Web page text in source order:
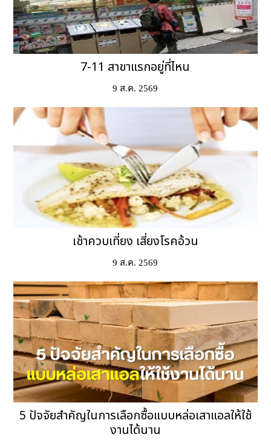
7-11 สาขาแรกอยู่ที่ไหน
9 ส.ค. 2569
เช้าควบเที่ยง เสี่ยงโรคอ้วน
9 ส.ค. 2569
5 ปัจจัยสำคัญในการเลือกซื้อแบบหล่อเสาแอลให้ใช้
งานได้นาน